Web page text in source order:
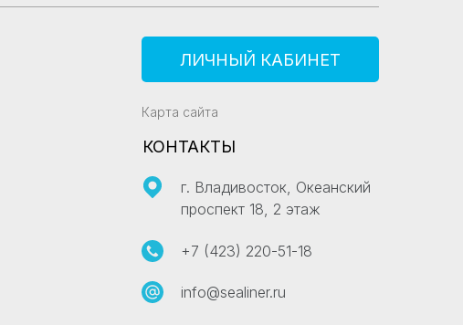
КОНТАКТЫ
г. Владивосток, Океанский
проспект 18, 2 этаж
+7 (423) 220-51-18
info@sealiner.ru
ЛИЧНЫЙ КАБИНЕТ
Карта сайта